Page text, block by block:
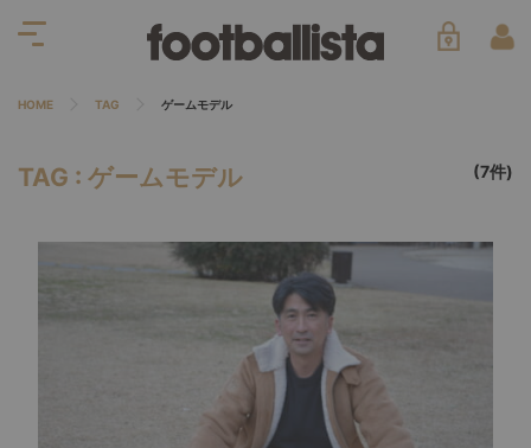
HOME TAG ゲームモデル
TAG : ゲームモデル (7件)